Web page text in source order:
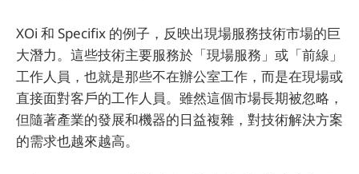
XOi 和 Specifix 的例子，反映出現場服務技術市場的巨
大潛力。這些技術主要服務於「現場服務」或「前線」
工作人員，也就是那些不在辦公室工作，而是在現場或
直接面對客戶的工作人員。雖然這個市場長期被忽略，
但隨著產業的發展和機器的日益複雜，對技術解決方案
的需求也越來越高。